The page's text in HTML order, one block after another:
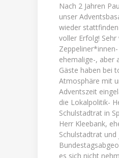
Nach 2 Jahren
unser
wieder
voller Erfolg! Sehr
ehemalige-, aber
Gäste haben bei
Atmosphäre mit
Adventszeit
die Lokalpolitik-
Schulstadtrat in
Herr Kleebank,
Schulstadtrat
es sich nicht